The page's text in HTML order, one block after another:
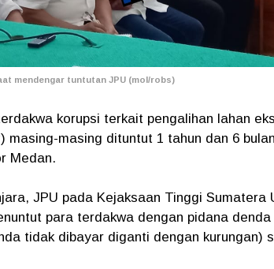
mendengar tuntutan JPU (mol/robs)
korupsi terkait pengalihan lahan
masing-masing dituntut 1 tahun dan 6
Medan.
JPU pada Kejaksaan Tinggi Sumatera
para terdakwa dengan pidana
tidak dibayar diganti dengan kurungan)